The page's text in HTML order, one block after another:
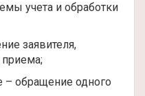
учета и обработки
заявителя,
– обращение одного